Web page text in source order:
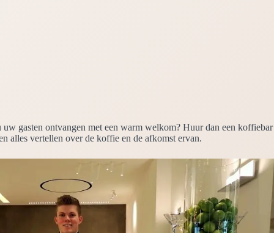
gasten ontvangen met een warm welkom? Huur dan een koffiebar
alles vertellen over de koffie en de afkomst ervan.